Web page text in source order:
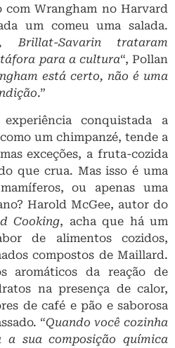
com Wrangham no Harvard
um comeu uma salada.
Brillat-Savarin trataram
para a cultura“, Pollan
está certo, não é uma
.”
conquistada a
um chimpanzé, tende a
exceções, a fruta-cozida
que crua. Mas isso é uma
ou apenas uma
Harold McGee, autor do
Cooking, acha que há um
de alimentos cozidos,
compostos de Maillard.
aromáticos da reação de
na presença de calor,
de café e pão e saborosa
“Quando você cozinha
sua composição química